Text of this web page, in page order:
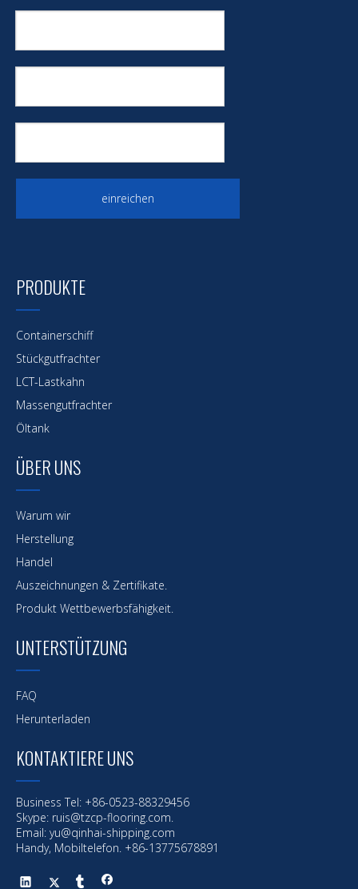
Vorherige:
Nächste:
einreichen
PRODUKTE
Containerschiff
Stückgutfrachter
LCT-Lastkahn
Massengutfrachter
Öltank
ÜBER UNS
Warum wir
Herstellung
Handel
Auszeichnungen & Zertifikate.
Produkt Wettbewerbsfähigkeit.
UNTERSTÜTZUNG
FAQ
Herunterladen
KONTAKTIERE UNS
Business Tel: +86-0523-88329456
Skype: ruis@tzcp-flooring.com.
Email: yu@qinhai-shipping.com
Handy, Mobiltelefon. +86-13775678891